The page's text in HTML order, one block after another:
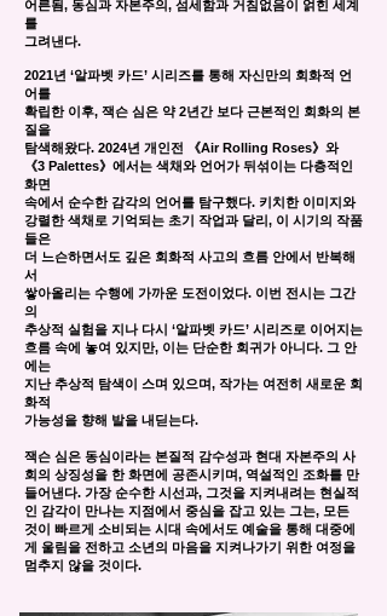
어른됨, 동심과 자본주의, 섬세함과 거침없음이 얽힌 세계
를
그려낸다.
2021년 ‘알파벳 카드’ 시리즈를 통해 자신만의 회화적 언
어를
확립한 이후, 잭슨 심은 약 2년간 보다 근본적인 회화의 본
질을
탐색해왔다. 2024년 개인전 《Air Rolling Roses》와
《3 Palettes》에서는 색채와 언어가 뒤섞이는 다층적인
화면
속에서 순수한 감각의 언어를 탐구했다. 키치한 이미지와
강렬한 색채로 기억되는 초기 작업과 달리, 이 시기의 작품
들은
더 느슨하면서도 깊은 회화적 사고의 흐름 안에서 반복해
서
쌓아올리는 수행에 가까운 도전이었다. 이번 전시는 그간
의
추상적 실험을 지나 다시 ‘알파벳 카드’ 시리즈로 이어지는
흐름 속에 놓여 있지만, 이는 단순한 회귀가 아니다. 그 안
에는
지난 추상적 탐색이 스며 있으며, 작가는 여전히 새로운 회
화적
가능성을 향해 발을 내딛는다.
잭슨 심은 동심이라는 본질적 감수성과 현대 자본주의 사
회의 상징성을 한 화면에 공존시키며, 역설적인 조화를 만
들어낸다. 가장 순수한 시선과, 그것을 지켜내려는 현실적
인 감각이 만나는 지점에서 중심을 잡고 있는 그는, 모든
것이 빠르게 소비되는 시대 속에서도 예술을 통해 대중에
게 울림을 전하고 소년의 마음을 지켜나가기 위한 여정을
멈추지 않을 것이다.